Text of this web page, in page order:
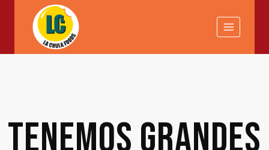
contenido
contenido
TENEMOS GRANDES